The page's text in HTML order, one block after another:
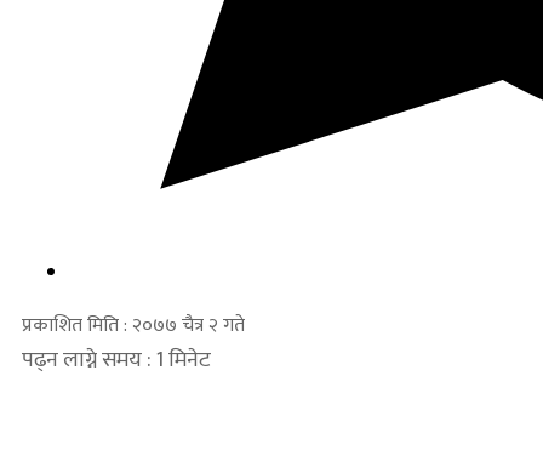
प्रकाशित मिति : २०७७ चैत्र २ गते
पढ्न लाग्ने समय : 1 मिनेट